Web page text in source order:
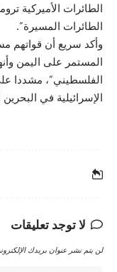
الطائرات الأميركية
الطائرات المسيرة”.
وأكد سريع أن قواتهم
المستمر على اليمن
الفلسطيني”، مشددا
الإسرائيلية في
لا توجد تعليقات
لن يتم نشر عنوان بريدك